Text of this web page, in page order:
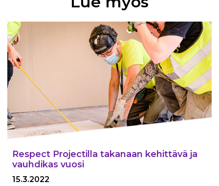
Respect Projectilla takanaan kehittävä ja
vauhdikas vuosi
15.3.2022